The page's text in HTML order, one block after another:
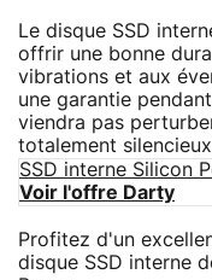
Le disque SSD
offrir une bonne
vibrations et aux
une garantie
viendra pas
totalement
SSD interne Silicon
Voir l'offre Darty
Profitez d'un
disque SSD interne